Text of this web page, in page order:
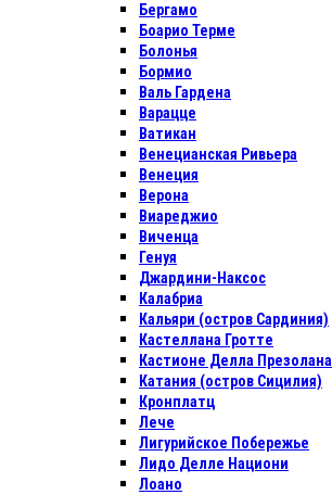
Бергамо
Боарио Терме
Болонья
Бормио
Валь Гардена
Варацце
Ватикан
Венецианская Ривьера
Венеция
Верона
Виареджио
Виченца
Генуя
Джардини-Наксос
Калабриа
Кальяри (остров Сардиния)
Кастеллана Гротте
Кастионе Делла Презолана
Катания (остров Сицилия)
Кронплатц
Лече
Лигурийское Побережье
Лидо Делле Национи
Лоано